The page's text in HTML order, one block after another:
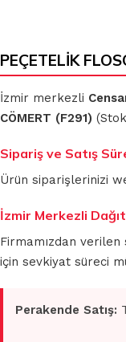
PEÇETELİK
İzmir merkezli
CÖMERT (F291)
Sipariş ve Satış
Ürün siparişlerinizi
İzmir Merkezli
Firmamızdan
için sevkiyat süreci
Perakende Satış: